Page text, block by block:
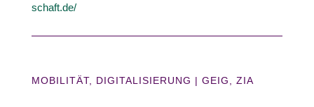
schaft​.de/
MOBILITÄT, DIGITALISIERUNG | GEIG ZIA